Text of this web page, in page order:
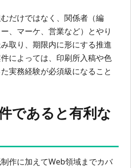
だけではなく、関係者（編
、マーケ、営業など）とやり
取り、期限内に形にする推進
によっては、印刷所入稿や色
実務経験が必須級になること
であると有利な
作に加えてWeb領域までカバ